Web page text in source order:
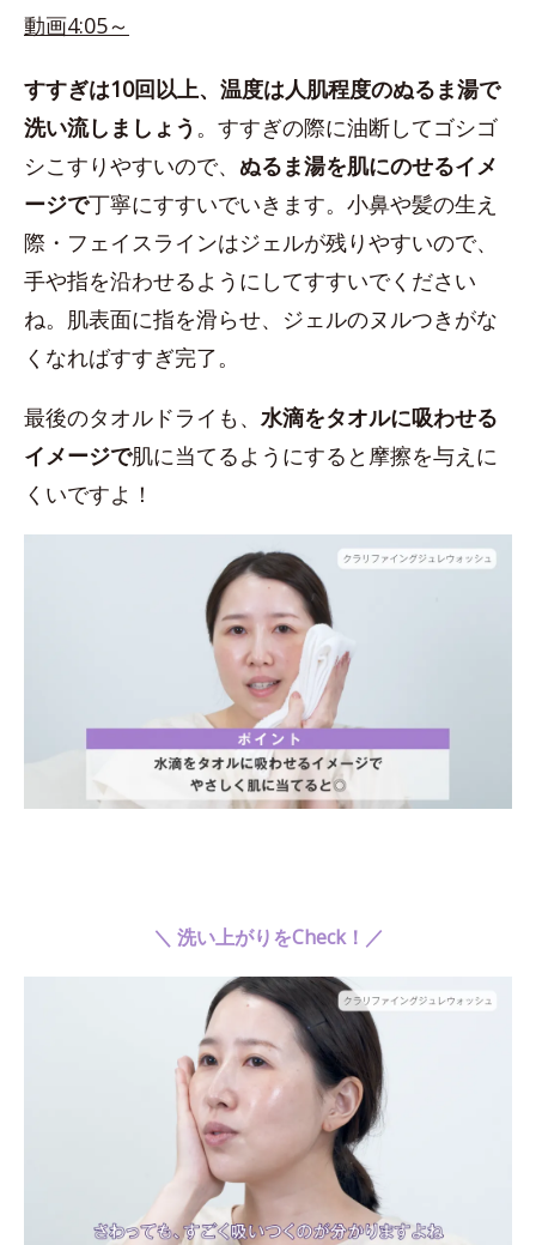
動画4:05～
すすぎは10回以上、温度は人肌程度のぬるま湯で
洗い流しましょう 。すすぎの際に油断してゴシゴ
シこすりやすいので、 ぬるま湯を肌にのせるイメ
ージで丁寧にすすいでいきます。小鼻や髪の生え
際・フェイスラインはジェルが残りやすいので、
手や指を沿わせるようにしてすすいでください
ね。肌表面に指を滑らせ、ジェルのヌルつきがな
くなればすすぎ完了。
最後のタオルドライも、 水滴をタオルに吸わせる
イメージで肌に当てるようにすると摩擦を与えに
くいですよ！
＼ 洗い上がりをCheck！／